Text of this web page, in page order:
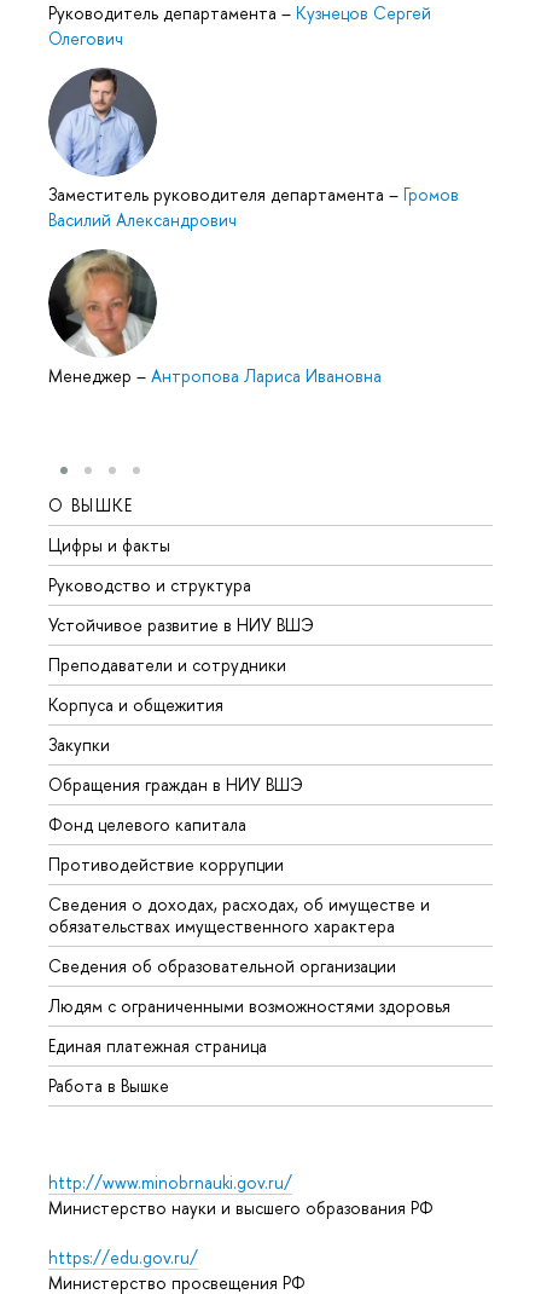
Руководитель департамента – Кузнецов Сергей
Олегович
Заместитель руководителя департамента – Громов
Василий Александрович
Менеджер – Антропова Лариса Ивановна
О ВЫШКЕ
Цифры и факты
Руководство и структура
Устойчивое развитие в НИУ ВШЭ
Преподаватели и сотрудники
Корпуса и общежития
Закупки
Обращения граждан в НИУ ВШЭ
Фонд целевого капитала
Противодействие коррупции
Сведения о доходах, расходах, об имуществе и
обязательствах имущественного характера
Сведения об образовательной организации
Людям с ограниченными возможностями здоровья
Единая платежная страница
Работа в Вышке
http://www.minobrnauki.gov.ru/
Министерство науки и высшего образования РФ
https://edu.gov.ru/
Министерство просвещения РФ